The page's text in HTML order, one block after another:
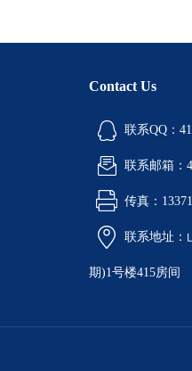
Contact Us
联系QQ：
联系邮箱：
传真：
联系地址：
期)1号楼415房间